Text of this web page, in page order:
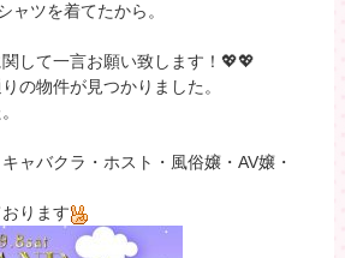
ャツを着てたから。
して一言お願い致します！💖💖
の物件が見つかりました。
ャバクラ・ホスト・風俗嬢・AV嬢・
ります